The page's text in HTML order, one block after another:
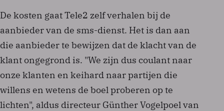
De kosten gaat Tele2 zelf verhalen bij de
aanbieder van de sms-dienst. Het is dan aan
die aanbieder te bewijzen dat de klacht van de
klant ongegrond is. "We zijn dus coulant naar
onze klanten en keihard naar partijen die
willens en wetens de boel proberen op te
lichten", aldus directeur Günther Vogelpoel van